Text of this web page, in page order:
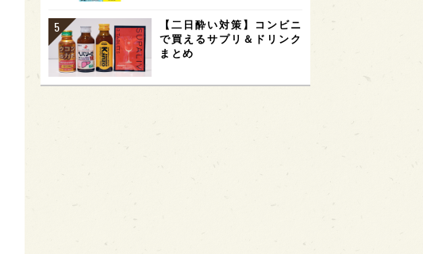
【二日酔い対策】コンビニ
で買えるサプリ＆ドリンク
まとめ